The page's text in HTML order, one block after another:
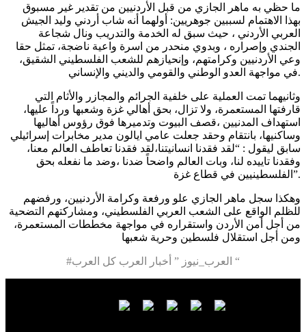
ما حظي به ماهر الجازي من قبل الأردنيين من تقدير غير مسبوق
بهذا الاهتمام لسببين جوهريين: أولهما أنه شاب أردني وليد الجيش
العربي الأردني ، حيث سبق له الخدمة والتدريب ونال شجاعة
الجندي وإصراره ، وبدوي منحدر من اسرة واعية ناضجة، تمثل حقا
وعي الأردنيين وكرامتهم، وإنحيازهم للشعب الفلسطيني الشقيق،
في مواجهة العدو الوطني والقومي والديني والإنساني.
وثانيهما تمت العملية على خلفية الجرائم والمجازر والأثام التي
قارفتها المستعمرة، ولا تزال، بحق أهالي غزة وشعبها ورداً عليها،
استهداف المدنيين ،قصف البيوت وتدميرها فوق رؤوس أهاليها
وساكنيها، بانتقام وحقد جعلت عامي ايالون مدير مخابرات إسرائيلي
سابق ليقول : “لقد فقدنا انسانيتنا،لقد فقدنا تعاطف العالم معنا،
وفقدنا تاييده لنا، وبات العالم واضحاً ضدنا ،وضد ما نفعله بحق
الفلسطينيين في قطاع غزة”.
وهكذا سجل ماهر الجازي علو ورفعة وكرامة الأردنيين، ورفضهم
للظلم الواقع على الشعب العربي الفلسطيني، ومشاركتهم التضحية
من أجل أمن الأردن واستقراره في مواجهة مخططات المستعمرة،
ومن أجل استقلال فلسطين وحرية شعبها
#العرب_نيوز ” أخبار العرب كل العرب “